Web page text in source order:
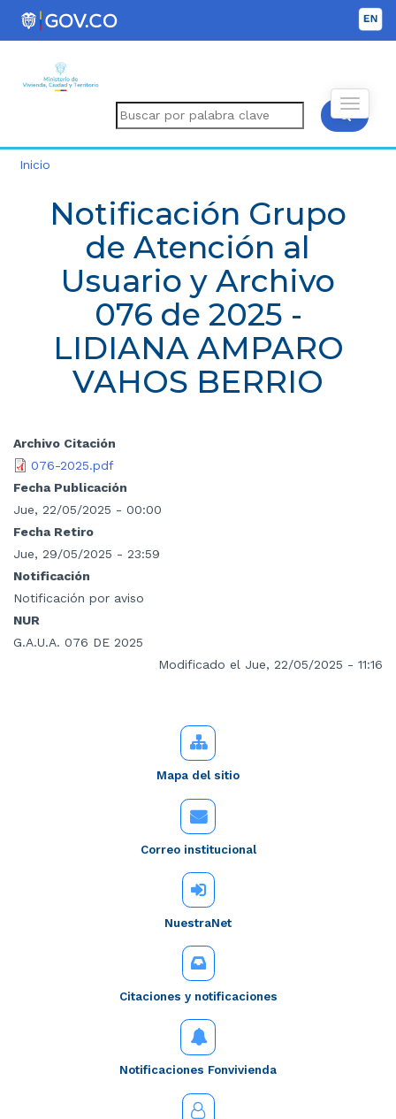
Inicio
Notificación Grupo
de Atención al
Usuario y Archivo
076 de 2025 -
LIDIANA AMPARO
VAHOS BERRIO
Archivo Citación
076-2025.pdf
Fecha Publicación
Jue, 22/05/2025 - 00:00
Fecha Retiro
Jue, 29/05/2025 - 23:59
Notificación
Notificación por aviso
NUR
G.A.U.A. 076 DE 2025
Modificado el Jue, 22/05/2025 - 11:16
Mapa del sitio
Correo institucional
NuestraNet
Citaciones y notificaciones
Notificaciones Fonvivienda